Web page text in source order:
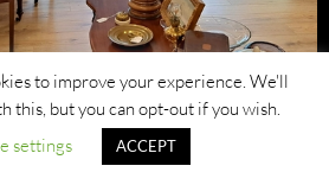
to improve your experience. We'll
this, but you can opt-out if you wish.
settings
ACCEPT